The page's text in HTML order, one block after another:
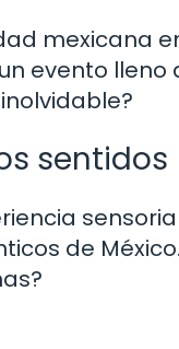
mexicana
evento lleno
sentidos
de México.